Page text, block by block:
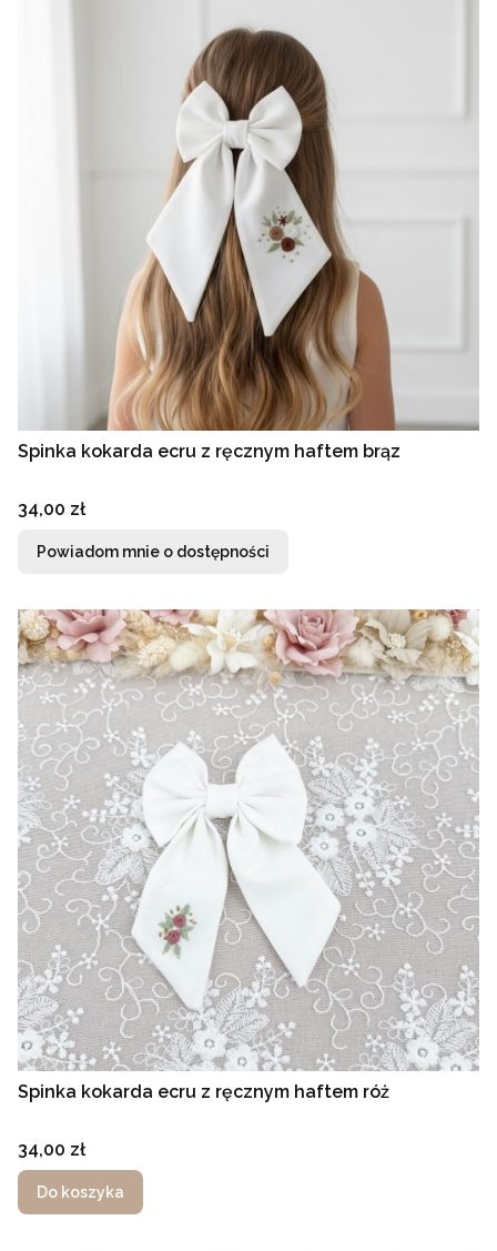
Spinka kokarda ecru z ręcznym haftem brąz
Cena
34,00 zł
Powiadom mnie o dostępności
Spinka kokarda ecru z ręcznym haftem róż
Cena
34,00 zł
Do koszyka